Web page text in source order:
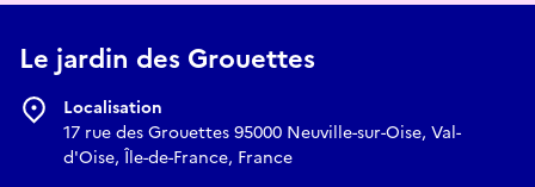
Le jardin des Grouettes
Localisation
17 rue des Grouettes 95000 Neuville-sur-Oise, Val-
d'Oise, Île-de-France, France